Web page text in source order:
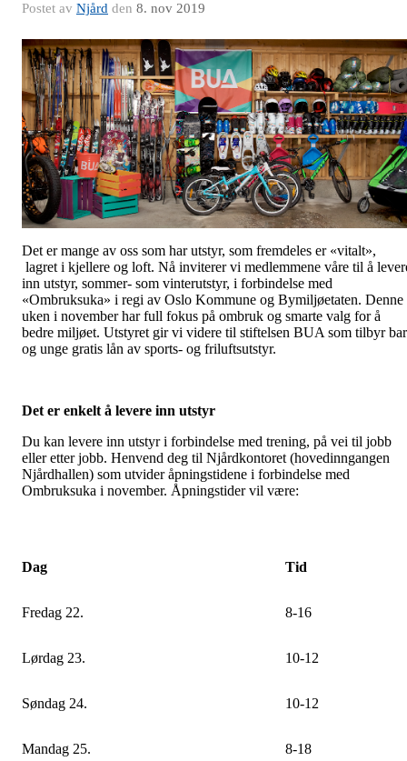
Postet av Njård den 8. nov 2019
Det er mange av oss som har utstyr, som fremdeles er «vitalt»,
lagret i kjellere og loft. Nå inviterer vi medlemmene våre til å
inn utstyr, sommer- som vinterutstyr, i forbindelse med
«Ombruksuka» i regi av Oslo Kommune og Bymiljøetaten. Denne
uken i november har full fokus på ombruk og smarte valg for å
bedre miljøet. Utstyret gir vi videre til stiftelsen BUA som tilbyr
og unge gratis lån av sports- og friluftsutstyr.
Det er enkelt å levere inn utstyr
Du kan levere inn utstyr i forbindelse med trening, på vei til jobb
eller etter jobb. Henvend deg til Njårdkontoret (hovedinngangen
Njårdhallen) som utvider åpningstidene i forbindelse med
Ombruksuka i november. Åpningstider vil være:
Dag Tid
Fredag 22. 8-16
Lørdag 23. 10-12
Søndag 24. 10-12
Mandag 25. 8-18